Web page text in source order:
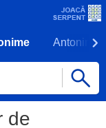
Antonime
de